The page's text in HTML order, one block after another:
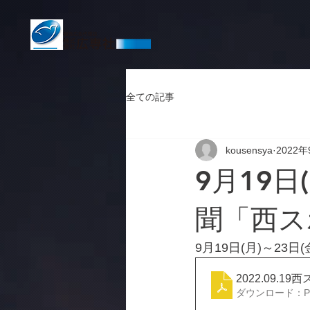
全ての記事
9月19日
聞「西
kousensya 2022
9月19日(月)～23日(
2022.09.19西
ダウンロード：